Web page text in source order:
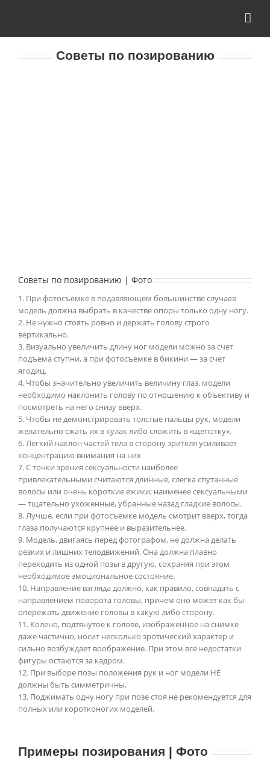
Советы по позированию
Советы по позированию | Фото
1. При фотосъемке в подавляющем большинстве случаев
модель должна выбрать в качестве опоры только одну ногу.
2. Не нужно стоять ровно и держать голову строго
вертикально.
3. Визуально увеличить длину ног модели можно за счет
подъема ступни, а при фотосъемке в бикини — за счет
ягодиц.
4. Чтобы значительно увеличить величину глаз, модели
необходимо наклонить голову по отношению к объективу и
посмотреть на него снизу вверх.
5. Чтобы не демонстрировать толстые пальцы рук, модели
желательно сжать их в кулак либо сложить в «щепотку».
6. Легкий наклон частей тела в сторону зрителя усиливает
концентрацию внимания на них
7. С точки зрения сексуальности наиболее
привлекательными считаются длинные, слегка спутанные
волосы или очень короткие ежики; наименее сексуальными
— тщательно ухоженные, убранные назад гладкие волосы.
8. Лучше, если при фотосъемке модель смотрит вверх, тогда
глаза получаются крупнее и выразительнее.
9. Модель, двигаясь перед фотографом, не должна делать
резких и лишних телодвижений. Она должна плавно
переходить из одной позы в другую, сохраняя при этом
необходимое эмоциональное состояние.
10. Направление взгляда должно, как правило, совпадать с
направлением поворота головы, причем оно может как бы
опережать движение головы в какую либо сторону.
11. Колено, подтянутое к голове, изображенное на снимке
даже частично, носит несколько эротический характер и
сильно возбуждает воображение. При этом все недостатки
фигуры остаются за кадром.
12. При выборе позы положения рук и ног модели НЕ
должны быть симметричны.
13. Поджимать одну ногу при позе стоя не рекомендуется для
полных или коротконогих моделей.
Примеры позирования | Фото